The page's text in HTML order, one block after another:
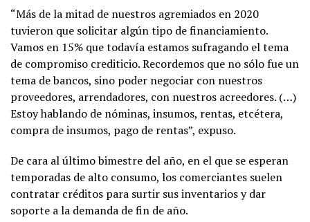
“Más de la mitad de nuestros agremiados en 2020
tuvieron que solicitar algún tipo de financiamiento.
Vamos en 15% que todavía estamos sufragando el tema
de compromiso crediticio. Recordemos que no sólo fue un
tema de bancos, sino poder negociar con nuestros
proveedores, arrendadores, con nuestros acreedores. (…)
Estoy hablando de nóminas, insumos, rentas, etcétera,
compra de insumos, pago de rentas”, expuso.
De cara al último bimestre del año, en el que se esperan
temporadas de alto consumo, los comerciantes suelen
contratar créditos para surtir sus inventarios y dar
soporte a la demanda de fin de año.